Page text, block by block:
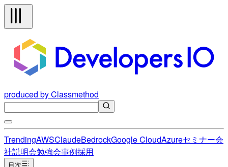
produced by Classmethod
TrendingAWSClaudeBedrockGoogle CloudAzureセミナー会
社説明会勉強会事例採用
目次